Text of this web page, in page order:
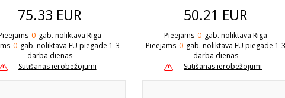
75.33 EUR
0 gab. noliktavā Rīgā
0 gab. noliktavā EU piegāde 1-3
darba dienas
Sūtīšanas ierobežojumi
50.21 EUR
Pieejams 0 gab. noliktavā Rīgā
Pieejams 0 gab. noliktavā EU piegāde 1-3
darba dienas
Sūtīšanas ierobežojumi